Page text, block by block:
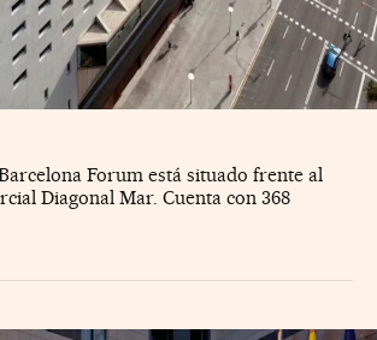
Forum está situado frente al
Diagonal Mar. Cuenta con 368